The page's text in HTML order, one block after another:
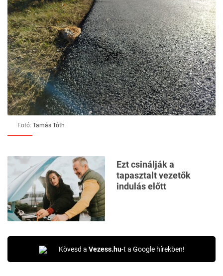
Fotó: Tamás Tóth
Ezt csinálják a
tapasztalt vezetők
indulás előtt
Kövesd a Vezess.hu-t a Google hírekben!